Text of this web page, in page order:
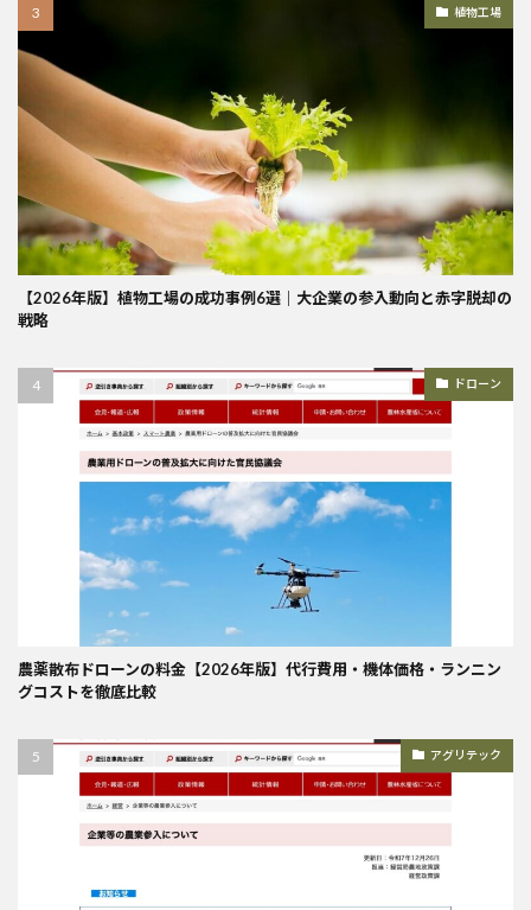
植物工場
【2026年版】植物工場の成功事例6選｜大企業の参入動向と赤字脱却の
戦略
ドローン
農薬散布ドローンの料金【2026年版】代行費用・機体価格・ランニン
グコストを徹底比較
アグリテック